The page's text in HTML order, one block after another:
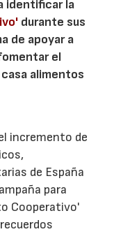
identificar la
durante sus
de apoyar a
el
alimentos
incremento de
de España
para
Cooperativo'